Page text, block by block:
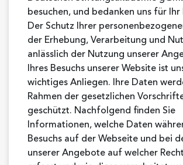
besuchen, und bedanken uns für Ihr
Der Schutz Ihrer
der Erhebung, Verarbeitung und
anlässlich der Nutzung unserer
Ihres Besuchs unserer Website ist
wichtiges Anliegen. Ihre Daten
Rahmen der gesetzlichen
geschützt. Nachfolgend finden Sie
Informationen, welche Daten
Besuchs auf der Webseite und bei
unserer Angebote auf welcher